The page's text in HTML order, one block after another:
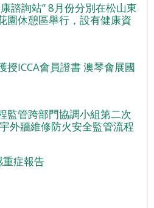
諮詢站” 8月份分別在松山東
園休憩區舉行，設有健康資
授ICCA會員證書 澳琴會展國
監管跨部門協調小組第二次
外牆維修防火安全監管流程
症報告